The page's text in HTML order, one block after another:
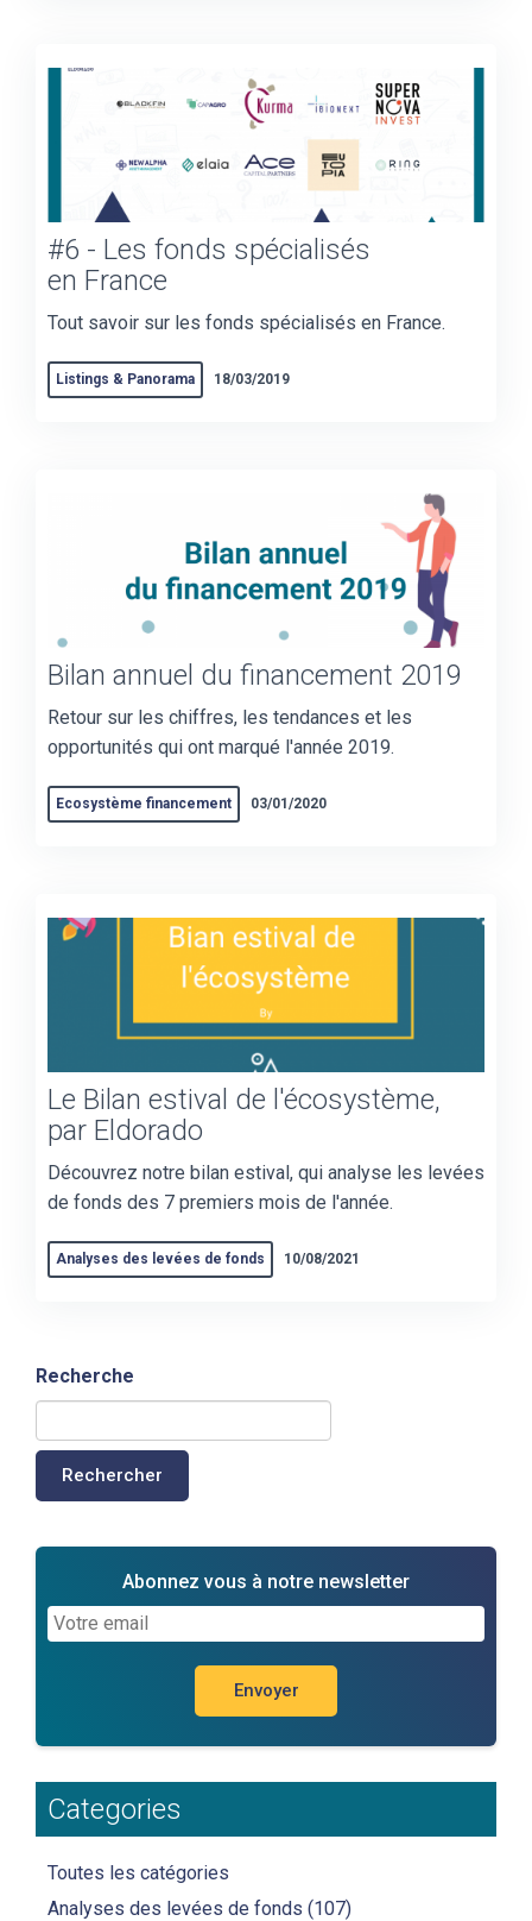
#6 - Les fonds spécialisés
en France
Tout savoir sur les fonds spécialisés en France.
Listings & Panorama 18/03/2019
Bilan annuel du financement 2019
Retour sur les chiffres, les tendances et les
opportunités qui ont marqué l'année 2019.
Ecosystème financement 03/01/2020
Le Bilan estival de l'écosystème,
par Eldorado
Découvrez notre bilan estival, qui analyse les levées
de fonds des 7 premiers mois de l'année.
Analyses des levées de fonds 10/08/2021
Recherche
Rechercher
Abonnez vous à notre newsletter
Categories
Toutes les catégories
Analyses des levées de fonds (107)